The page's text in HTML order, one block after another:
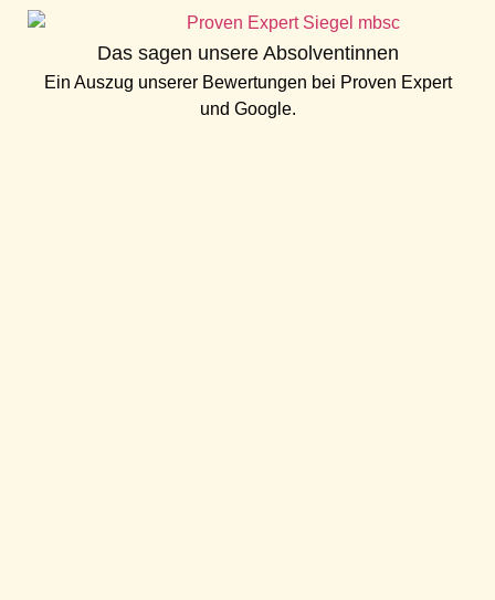
Das sagen unsere Absolventinnen
Ein Auszug unserer Bewertungen bei Proven Expert
und Google.